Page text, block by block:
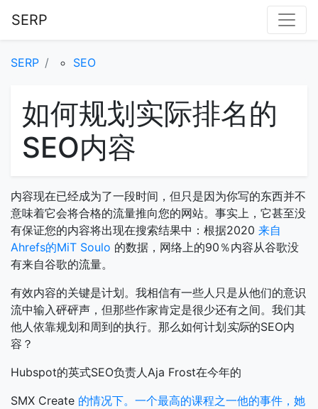
SERP
SERP SEO
如何规划实际排名的
SEO内容
内容现在已经成为了一段时间，但只是因为你写的东西并不
意味着它会将合格的流量推向您的网站。事实上，它甚至没
有保证您的内容将出现在搜索结果中：根据2020 来自
Ahrefs的MiT Soulo 的数据，网络上的90％内容从谷歌没
有来自谷歌的流量。
有效内容的关键是计划。我相信有一些人只是从他们的意识
流中输入砰砰声，但那些作家肯定是很少还有之间。我们其
他人依靠规划和周到的执行。那么如何计划实际的SEO内
容？
Hubspot的英式SEO负责人Aja Frost在今年的
SMX Create 的情况下。一个最高的课程之一他的事件，她